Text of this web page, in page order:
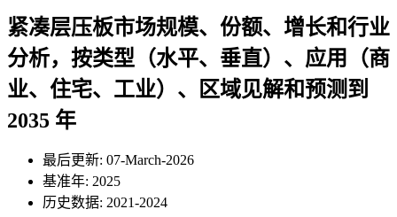
紧凑层压板市场规模、份额、增长和行业
分析，按类型（水平、垂直）、应用（商
业、住宅、工业）、区域见解和预测到
2035 年
最后更新: 07-March-2026
基准年: 2025
历史数据: 2021-2024